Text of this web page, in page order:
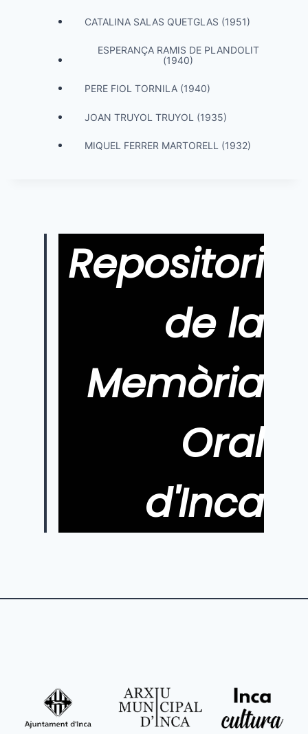
CATALINA SALAS QUETGLAS (1951)
ESPERANÇA RAMIS DE PLANDOLIT
(1940)
PERE FIOL TORNILA (1940)
JOAN TRUYOL TRUYOL (1935)
MIQUEL FERRER MARTORELL (1932)
Repositori
de la
Memòria
Oral
d'Inca